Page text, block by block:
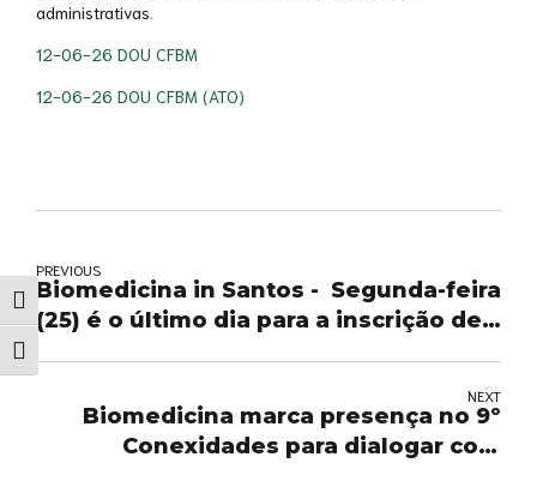
Alternar alto contraste
Alternar tamanho da fonte
administrativas.
12-06-26 DOU CFBM
12-06-26 DOU CFBM (ATO)
PREVIOUS
Biomedicina in Santos - Segunda-feira
(25) é o último dia para a inscrição de
Título de Especialista
NEXT
Biomedicina marca presença no 9º
Conexidades para dialogar com